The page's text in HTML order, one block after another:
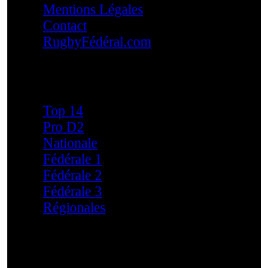
Mentions Légales
Contact
RugbyFédéral.com
Top 14
Pro D2
Nationale
Fédérale 1
Fédérale 2
Fédérale 3
Régionales